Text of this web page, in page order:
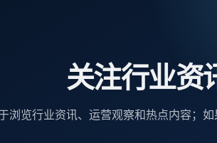
关注行业资
浏览行业资讯、运营观察和热点内容；